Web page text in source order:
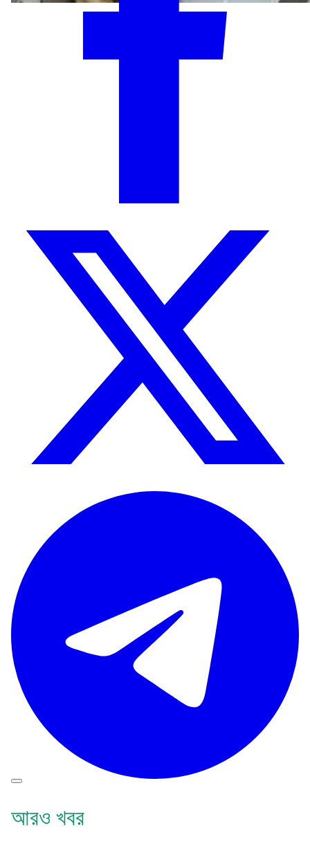
আরও খবর